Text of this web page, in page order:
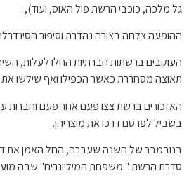
גל מלכה, כוכבי הרשת פול האוס, ועוד),
ההופעה צלחה בצורה נהדרת וסיפור
העוקבים ברשתות חברתיות החלו לעלות,
תאוצה מסחררת כאשר הכפילו ואף שילשו
האזכורים ברשת צצו פעם אחר פעם וחברות
בשביל לפרסם דרכו את מוצריהן.
בנובמבר של השנה שעברה, החל האמן את
סדרת הרשת " משפחת המיליונרים" שבה